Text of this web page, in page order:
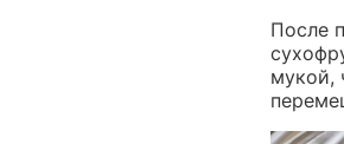
После
мукой,